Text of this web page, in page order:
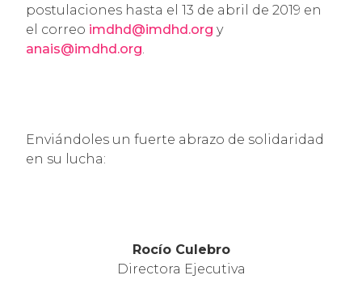
postulaciones hasta el 13 de abril de 2019 en
el correo imdhd@imdhd.org y
anais@imdhd.org
Enviándoles un fuerte abrazo de solidaridad
en su lucha:
Rocío Culebro
Directora Ejecutiva